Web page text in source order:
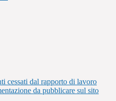
cessati dal rapporto di lavoro
da pubblicare sul sito